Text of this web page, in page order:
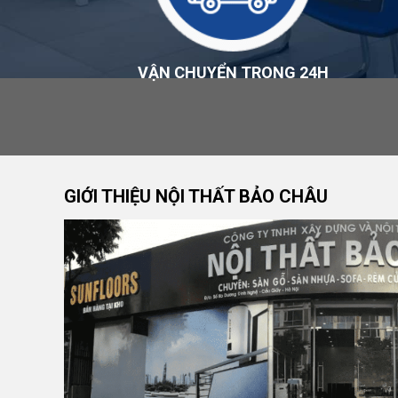
lượng, trọng lượng và điều kiện bốc xếp, và sẽ được
Chính sách vận chuyển và giao nhận
Nếu phát hiện giao sai, thiếu số lượng hoặc có dấu
giao hàng và liên hệ Bảo Châu trong thời gian sớm
hóa để làm căn cứ xử lý. Xem đầy đủ tại Chính sách
Đổi Trả Và Hoàn Tiền
Bảo Châu hỗ trợ đổi trả trong vòng3 ngày kể từ
sử dụng, không trầy xước hay hư hỏng do tác động
có hóa đơn hoặc phiếu bán hàng. Chính sách này
riêng hoặc đã thi công hoàn thiện.
VẬN CHUYỂN TRONG 24H
GIỚI THIỆU NỘI THẤT BẢO CHÂU